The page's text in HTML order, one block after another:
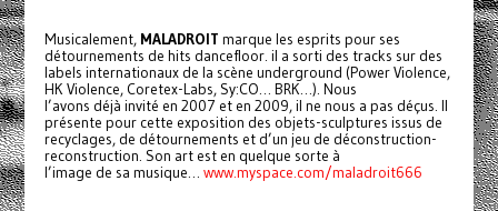
Musicalement, MALADROIT marque les esprits pour ses
détournements de hits dancefloor. il a sorti des tracks sur des
labels internationaux de la scène underground (Power Violence,
HK Violence, Coretex-Labs, Sy:CO… BRK…). Nous
l’avons déjà invité en 2007 et en 2009, il ne nous a pas déçus. Il
présente pour cette exposition des objets-sculptures issus de
recyclages, de détournements et d’un jeu de déconstruction-
reconstruction. Son art est en quelque sorte à
l’image de sa musique… www.myspace.com/maladroit666